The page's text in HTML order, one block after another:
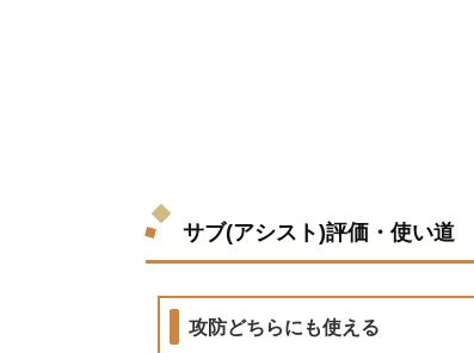
サブ(アシスト)評価・使い道
攻防どちらにも使える